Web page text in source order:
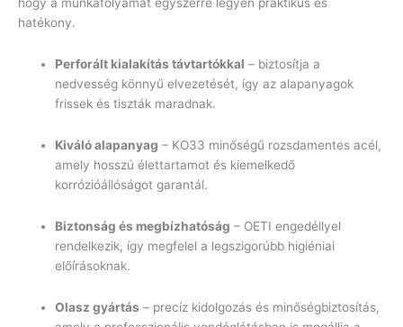
hogy a munkafolyamat egyszerre legyen praktikus és
hatékony.
Perforált kialakítás távtartókkal – biztosítja a
nedvesség könnyű elvezetését, így az alapanyagok
frissek és tiszták maradnak.
Kiváló alapanyag – KO33 minőségű rozsdamentes acél,
amely hosszú élettartamot és kiemelkedő
korrózióállóságot garantál.
Biztonság és megbízhatóság – OETI engedéllyel
rendelkezik, így megfelel a legszigorúbb higiéniai
előírásoknak.
Olasz gyártás – precíz kidolgozás és minőségbiztosítás,